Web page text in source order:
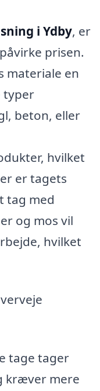
i Ydby, er
prisen.
materiale en
typer
beton, eller
hvilket
er tagets
tag med
og mos vil
hvilket
tage tager
kræver mere